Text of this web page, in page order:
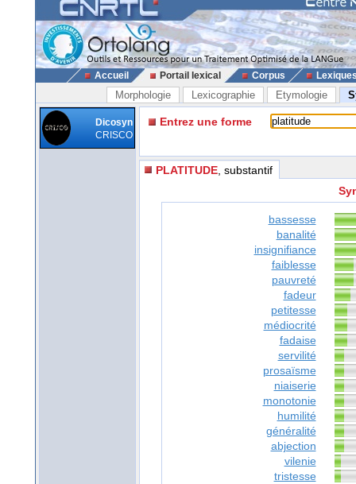
Accueil Portail lexical Corpus
Morphologie Lexicographie Etymologie
Dicosyn
CRISCO
Entrez une forme
PLATITUDE , substantif
bassesse
banalité
insignifiance
faiblesse
pauvreté
fadeur
petitesse
médiocrité
fadaise
servilité
prosaïsme
niaiserie
monotonie
humilité
généralité
abjection
vilenie
tristesse